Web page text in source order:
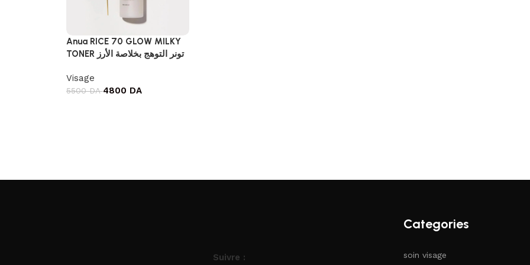
Anua RICE 70 GLOW MILKY
TONER تونر التوهج بخلاصة الأرز
Visage
5500DA4800 DA
Suivre :
Categories
soin visage